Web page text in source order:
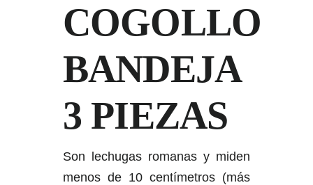
COGOLLO
BANDEJA
3 PIEZAS
Son lechugas romanas y miden
menos de 10 centímetros (más